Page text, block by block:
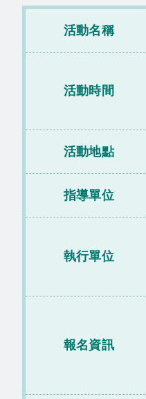
活動名稱
活動時間
活動地點
指導單位
執行單位
報名資訊